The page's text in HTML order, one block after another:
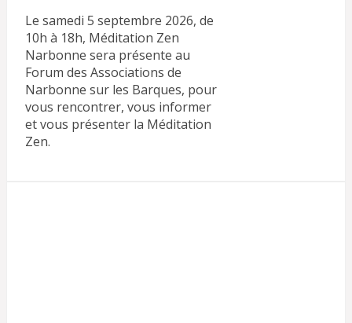
Le samedi 5 septembre 2026, de
10h à 18h, Méditation Zen
Narbonne sera présente au
Forum des Associations de
Narbonne sur les Barques, pour
vous rencontrer, vous informer
et vous présenter la Méditation
Zen.